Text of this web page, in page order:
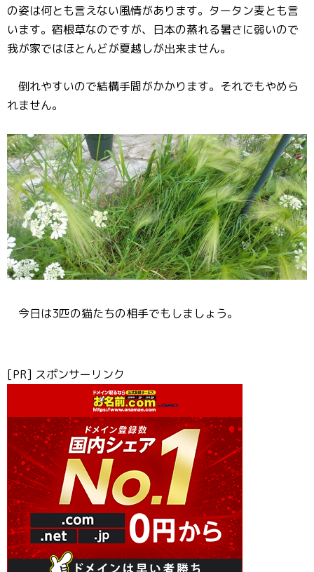
の姿は何とも言えない風情があります。タータン麦とも言
います。宿根草なのですが、日本の蒸れる暑さに弱いので
我が家ではほとんどが夏越しが出来ません。
倒れやすいので結構手間がかかります。それでもやめら
れません。
今日は3匹の猫たちの相手でもしましょう。
[PR] スポンサーリンク